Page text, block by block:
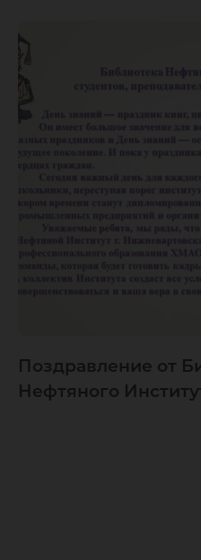
Поздравление от
Нефтяного